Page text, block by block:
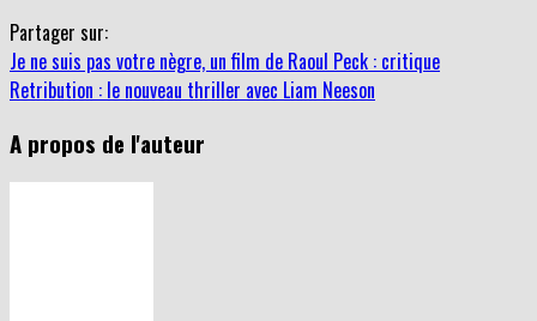
Partager sur:
Je ne suis pas votre nègre, un film de Raoul Peck : critique
Retribution : le nouveau thriller avec Liam Neeson
A propos de l'auteur